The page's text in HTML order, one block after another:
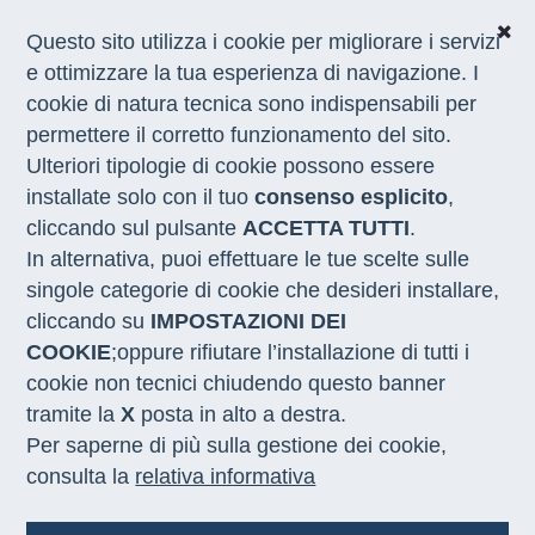
Home / Appuntamenti / Forum PA 2026
Sviluppo Lavoro Italia al
Forum PA 2026. "Per una PA
che genera futuro’’. Idee,
alleanze, soluzioni per
costruire il domani
Data
9 giugno 2026
Questo sito utilizza i cookie per migliorare i servizi
e ottimizzare la tua esperienza di navigazione. I
cookie di natura tecnica sono indispensabili per
permettere il corretto funzionamento del sito.
Ulteriori tipologie di cookie possono essere
installate solo con il tuoconsenso esplicito,
cliccando sul pulsanteACCETTA TUTTI.
In alternativa, puoi effettuare le tue scelte sulle
singole categorie di cookie che desideri installare,
cliccando su IMPOSTAZIONI DEI
COOKIE;oppure rifiutare l’installazione di tutti i
cookie non tecnici chiudendo questo banner
tramite laX posta in alto a destra.
Per saperne di più sulla gestione dei cookie,
consulta la relativa informativa